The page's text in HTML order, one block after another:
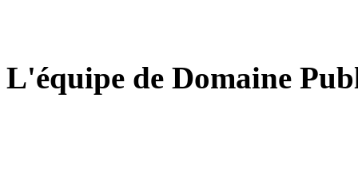
L'équipe de Domaine